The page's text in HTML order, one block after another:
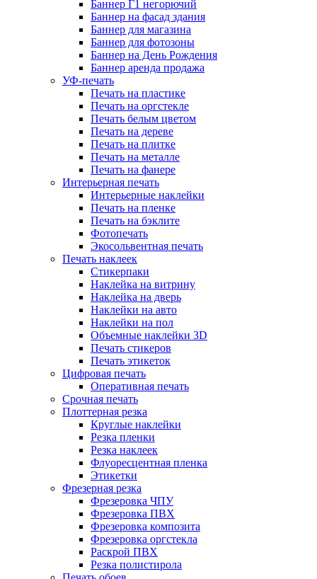
Баннер Г1 негорючий
Баннер на фасад здания
Баннер для магазина
Баннер для фотозоны
Баннер на День Рождения
Баннер аренда продажа
УФ-печать
Печать на пластике
Печать на оргстекле
Печать белым цветом
Печать на дереве
Печать на плитке
Печать на металле
Печать на фанере
Интерьерная печать
Интерьерные наклейки
Печать на пленке
Печать на бэклите
Фотопечать
Экосольвентная печать
Печать наклеек
Стикерпаки
Наклейка на витрину
Наклейка на дверь
Наклейки на авто
Наклейки на пол
Объемные наклейки 3D
Печать стикеров
Печать этикеток
Цифровая печать
Оперативная печать
Срочная печать
Плоттерная резка
Круглые наклейки
Резка пленки
Резка наклеек
Флуоресцентная пленка
Этикетки
Фрезерная резка
Фрезеровка ЧПУ
Фрезеровка ПВХ
Фрезеровка композита
Фрезеровка оргстекла
Раскрой ПВХ
Резка полистирола